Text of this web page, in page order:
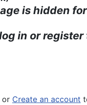
is hidden for
in or register
or Create an account